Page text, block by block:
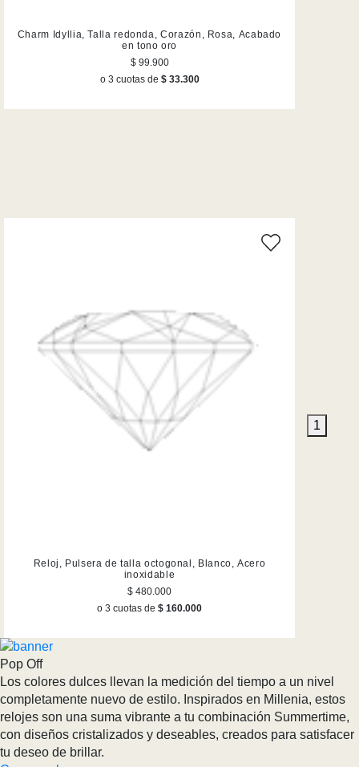
Charm Idyllia, Talla redonda, Corazón, Rosa, Acabado
en tono oro
$ 99.900
o 3 cuotas de $ 33.300
Reloj, Pulsera de talla octogonal, Blanco, Acero
inoxidable
$ 480.000
o 3 cuotas de $ 160.000
1
Pop Off
Los colores dulces llevan la medición del tiempo a un nivel
completamente nuevo de estilo. Inspirados en Millenia, estos
relojes son una suma vibrante a tu combinación Summertime,
con diseños cristalizados y deseables, creados para satisfacer
tu deseo de brillar.